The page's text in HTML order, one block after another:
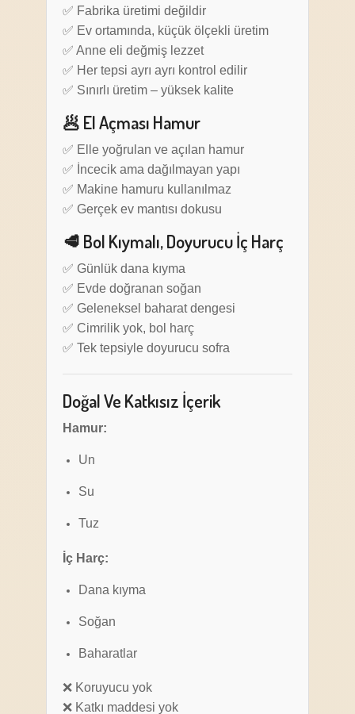
✅ Fabrika üretimi değildir
✅ Ev ortamında, küçük ölçekli üretim
✅ Anne eli değmiş lezzet
✅ Her tepsi ayrı ayrı kontrol edilir
✅ Sınırlı üretim – yüksek kalite
🥟 El Açması Hamur
✅ Elle yoğrulan ve açılan hamur
✅ İncecik ama dağılmayan yapı
✅ Makine hamuru kullanılmaz
✅ Gerçek ev mantısı dokusu
🥩 Bol Kıymalı, Doyurucu İç Harç
✅ Günlük dana kıyma
✅ Evde doğranan soğan
✅ Geleneksel baharat dengesi
✅ Cimrilik yok, bol harç
✅ Tek tepsiyle doyurucu sofra
Doğal Ve Katkısız İçerik
Hamur:
Un
Su
Tuz
İç Harç:
Dana kıyma
Soğan
Baharatlar
❌ Koruyucu yok
❌ Katkı maddesi yok